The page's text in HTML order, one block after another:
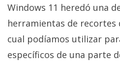
reservados.
Windows 11 heredó una
herramientas de recortes
cual podíamos utilizar
específicos de una parte